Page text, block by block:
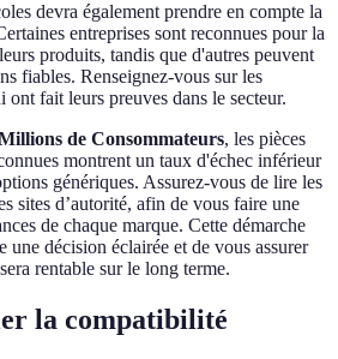
devra également prendre en compte la
entreprises sont reconnues pour la
produits, tandis que d'autres peuvent
fiables. Renseignez-vous sur les
ont fait leurs preuves dans le secteur.
de Consommateurs, les pièces
montrent un taux d'échec inférieur
génériques. Assurez-vous de lire les
sites d’autorité, afin de vous faire une
de chaque marque. Cette démarche
une décision éclairée et de vous assurer
rentable sur le long terme.
la compatibilité